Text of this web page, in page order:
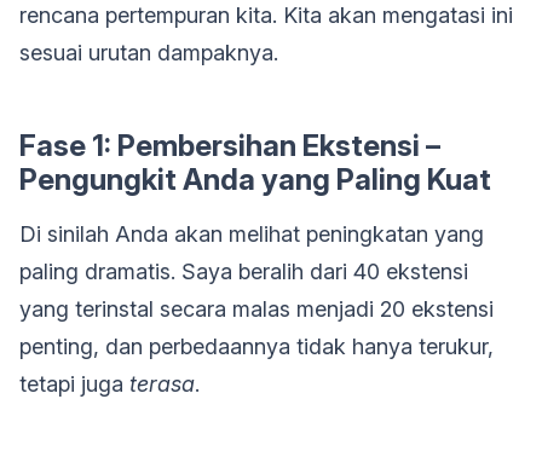
rencana pertempuran kita. Kita akan mengatasi ini
sesuai urutan dampaknya.
Fase 1: Pembersihan Ekstensi –
Pengungkit Anda yang Paling Kuat
Di sinilah Anda akan melihat peningkatan yang
paling dramatis. Saya beralih dari 40 ekstensi
yang terinstal secara malas menjadi 20 ekstensi
penting, dan perbedaannya tidak hanya terukur,
tetapi juga terasa.